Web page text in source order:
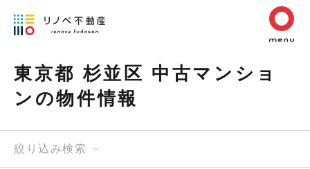
東京都 杉並区 中古マンショ
ンの物件情報
絞り込み検索